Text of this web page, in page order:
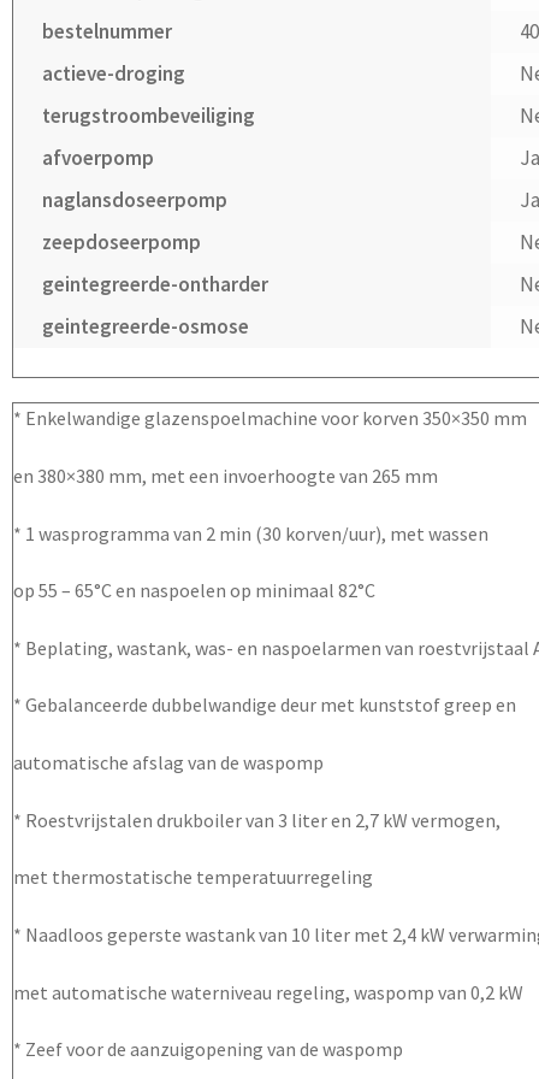
bestelnummer
actieve-droging
terugstroombeveiliging
afvoerpomp
Ja
naglansdoseerpomp
Ja
zeepdoseerpomp
geintegreerde-ontharder
geintegreerde-osmose
* Enkelwandige glazenspoelmachine voor korven 350×350 mm
en 380×380 mm, met een invoerhoogte van 265 mm
* 1 wasprogramma van 2 min (30 korven/uur), met wassen
op 55 – 65°C en naspoelen op minimaal 82°C
* Beplating, wastank, was- en naspoelarmen van roestvrijstaal
* Gebalanceerde dubbelwandige deur met kunststof greep en
automatische afslag van de waspomp
* Roestvrijstalen drukboiler van 3 liter en 2,7 kW vermogen,
met thermostatische temperatuurregeling
* Naadloos geperste wastank van 10 liter met 2,4 kW
met automatische waterniveau regeling, waspomp van 0,2 kW
* Zeef voor de aanzuigopening van de waspomp